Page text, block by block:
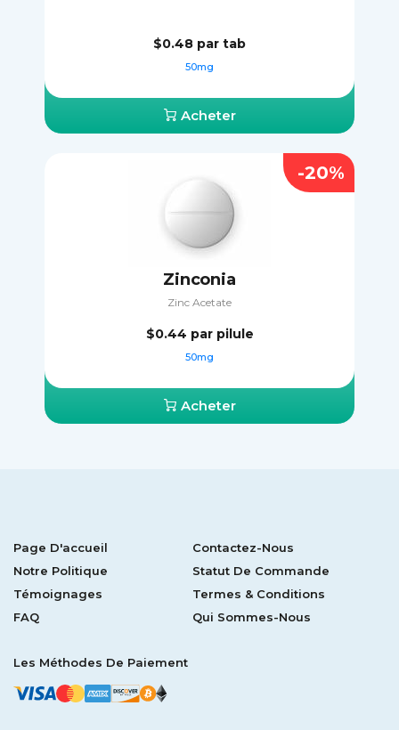
$0.48 par tab
50mg
Acheter
Zinconia
Zinc Acetate
$0.44 par pilule
50mg
Acheter
-20%
Page D'accueil
Contactez-Nous
Notre Politique
Statut De Commande
Témoignages
Termes & Conditions
FAQ
Qui Sommes-Nous
Les Méthodes De Paiement